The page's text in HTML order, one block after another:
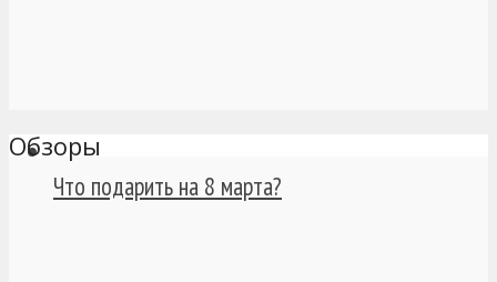
Что подарить на 8 марта?
Обзоры